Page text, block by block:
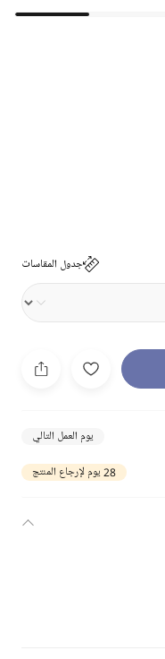
جدول المقاسات
يوم العمل التالي
28 يوم لإرجاع المنتج